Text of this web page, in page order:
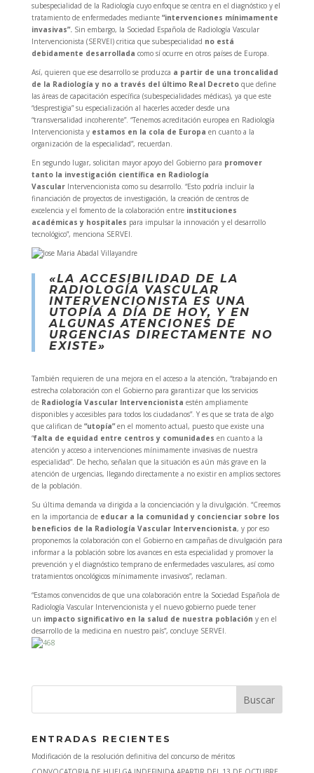
subespecialidad de la Radiología cuyo enfoque se centra en el diagnóstico y el
tratamiento de enfermedades mediante “intervenciones mínimamente
invasivas”. Sin embargo, la Sociedad Española de Radiología Vascular
Intervencionista (SERVEI) critica que subespecialidad no está
debidamente desarrollada como sí ocurre en otros países de Europa.
Así, quieren que ese desarrollo se produzca a partir de una troncalidad
de la Radiología y no a través del último Real Decretoque define
las áreas de capacitación específica (subespecialidades médicas), ya que este
“desprestigia” su especialización al hacerles acceder desde una
“transversalidad incoherente”. “Tenemos acreditación europea en Radiología
Intervencionista y estamos en la cola de Europa en cuanto a la
organización de la especialidad”, recuerdan.
En segundo lugar, solicitan mayor apoyo del Gobierno para promover
tanto la investigación científica en Radiología
VascularIntervencionista como su desarrollo. “Esto podría incluir la
financiación de proyectos de investigación, la creación de centros de
excelencia y el fomento de la colaboración entre instituciones
académicas y hospitales para impulsar la innovación y el desarrollo
tecnológico”, menciona SERVEI.
«LA ACCESIBILIDAD DE LA
RADIOLOGÍA VASCULAR
INTERVENCIONISTA ES UNA
UTOPÍA A DÍA DE HOY, Y EN
ALGUNAS ATENCIONES DE
URGENCIAS DIRECTAMENTE NO
EXISTE»
También requieren de una mejora en el acceso a la atención, “trabajando en
estrecha colaboración con el Gobierno para garantizar que los servicios
de Radiología Vascular Intervencionista estén ampliamente
disponibles y accesibles para todos los ciudadanos”. Y es que se trata de algo
que califican de “utopía”en el momento actual, puesto que existe una
“falta de equidad entre centros y comunidades en cuanto a la
atención y acceso a intervenciones mínimamente invasivas de nuestra
especialidad”. De hecho, señalan que la situación es aún más grave en la
atención de urgencias, llegando directamente a no existir en amplios sectores
de la población.
Su última demanda va dirigida a la concienciación y la divulgación. “Creemos
en la importancia de educar a la comunidad y concienciar sobre los
beneficios de la Radiología Vascular Intervencionista, y por eso
proponemos la colaboración con el Gobierno en campañas de divulgación para
informar a la población sobre los avances en esta especialidad y promover la
prevención y el diagnóstico temprano de enfermedades vasculares, así como
tratamientos oncológicos mínimamente invasivos”, reclaman.
“Estamos convencidos de que una colaboración entre la Sociedad Española de
Radiología Vascular Intervencionista y el nuevo gobierno puede tener
un impacto significativo en la salud de nuestra población y en el
desarrollo de la medicina en nuestro país”, concluye SERVEI.
ENTRADAS RECIENTES
Modificación de la resolución definitiva del concurso de méritos